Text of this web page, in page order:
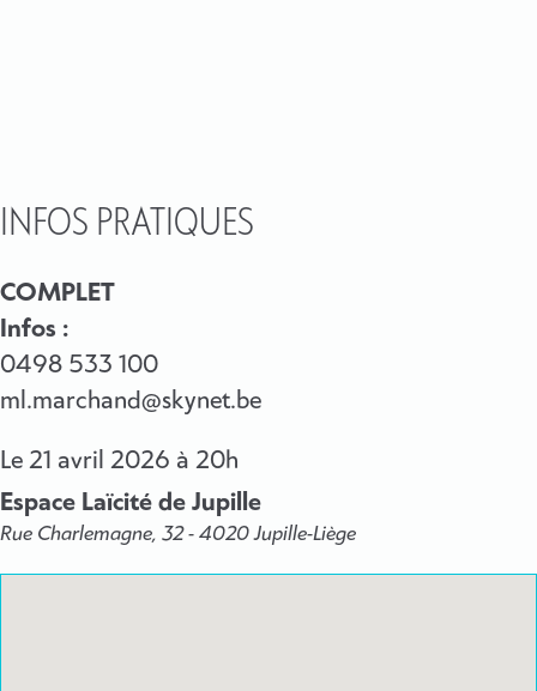
INFOS PRATIQUES
COMPLET
Infos :
0498 533 100
ml.marchand@skynet.be
Le 21 avril 2026 à 20h
Espace Laïcité de Jupille
Rue Charlemagne, 32 - 4020 Jupille-Liège